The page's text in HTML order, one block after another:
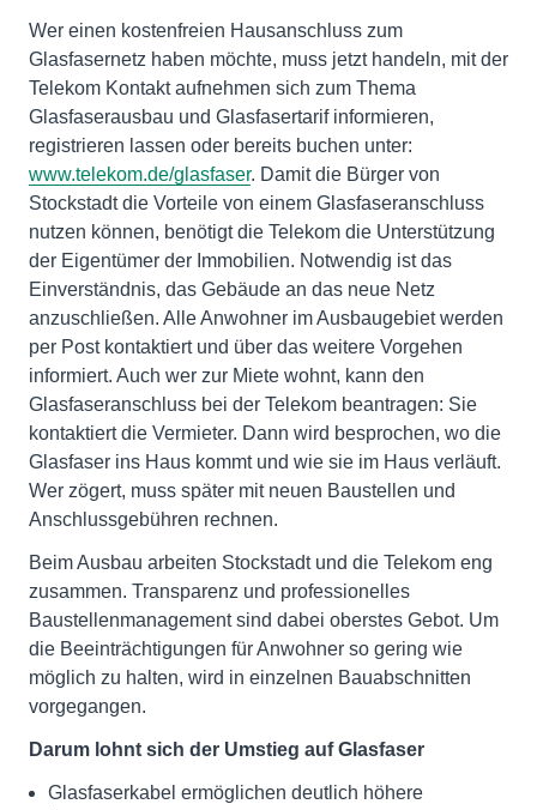
Wer einen kostenfreien Hausanschluss zum
Glasfasernetz haben möchte, muss jetzt handeln, mit der
Telekom Kontakt aufnehmen sich zum Thema
Glasfaserausbau und Glasfasertarif informieren,
registrieren lassen oder bereits buchen unter:
www.telekom.de/glasfaser. Damit die Bürger von
Stockstadt die Vorteile von einem Glasfaseranschluss
nutzen können, benötigt die Telekom die Unterstützung
der Eigentümer der Immobilien. Notwendig ist das
Einverständnis, das Gebäude an das neue Netz
anzuschließen. Alle Anwohner im Ausbaugebiet werden
per Post kontaktiert und über das weitere Vorgehen
informiert. Auch wer zur Miete wohnt, kann den
Glasfaseranschluss bei der Telekom beantragen: Sie
kontaktiert die Vermieter. Dann wird besprochen, wo die
Glasfaser ins Haus kommt und wie sie im Haus verläuft.
Wer zögert, muss später mit neuen Baustellen und
Anschlussgebühren rechnen.
Beim Ausbau arbeiten Stockstadt und die Telekom eng
zusammen. Transparenz und professionelles
Baustellenmanagement sind dabei oberstes Gebot. Um
die Beeinträchtigungen für Anwohner so gering wie
möglich zu halten, wird in einzelnen Bauabschnitten
vorgegangen.
Darum lohnt sich der Umstieg auf Glasfaser
Glasfaserkabel ermöglichen deutlich höhere